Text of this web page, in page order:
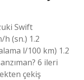
Swift
h (sn.) 1.2
l/100 km) 1.2
6 ileri
çekiş